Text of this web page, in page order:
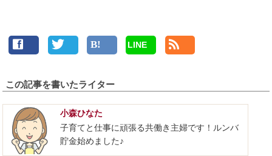
LINE
この記事を書いたライター
小森ひなた
子育てと仕事に頑張る共働き主婦です！ルンバ
貯金始めました♪